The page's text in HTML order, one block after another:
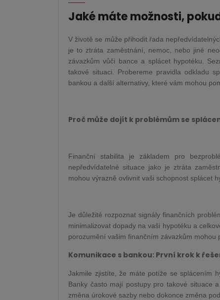
Jaké máte možnosti,
V životě se může přihodit řada
je to ztráta zaměstnání, nemoc, nebo jiné
závazkům vůči bance a splácet hypotéku.
takové situaci. Probereme pravidla odkladu
bankou a další alternativy, které vám mohou
Proč může dojít k problémům se
Finanční stabilita je základem pro
nepředvídatelné situace jako je ztráta
mohou výrazně ovlivnit vaši schopnost splácet
Je důležité rozpoznat signály finančních
minimalizovat dopady na vaši hypotéku a
porozumění vašim finančním závazkům mohou
Komunikace s bankou: První krok k
Jakmile zjistíte, že máte potíže se splácením
Banky často mají postupy pro takové situace
změna úrokové sazby nebo dokonce změna